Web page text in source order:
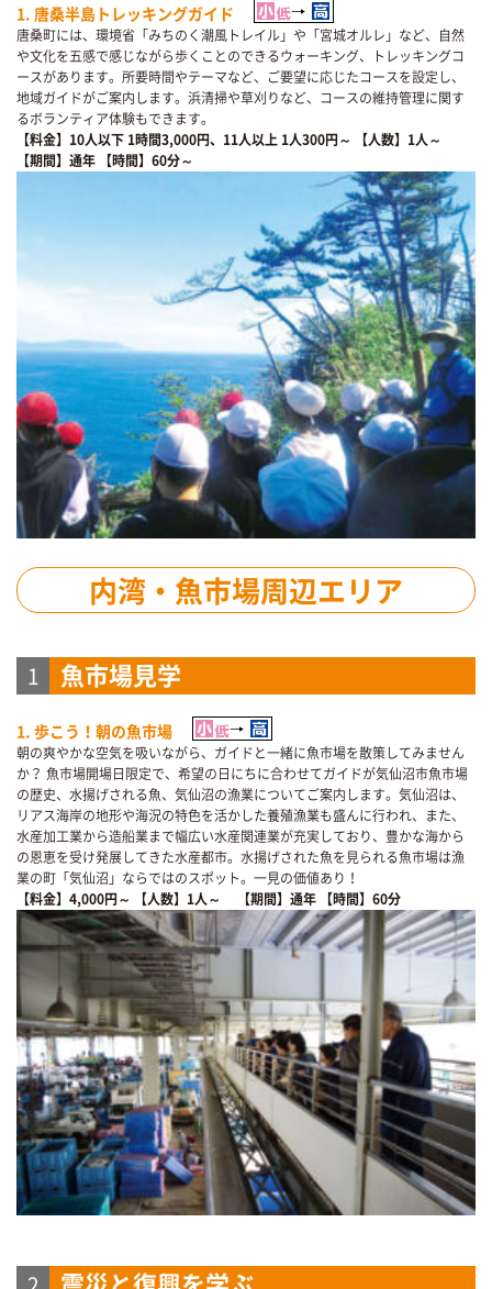
1. 唐桑半島トレッキングガイド
唐桑町には、環境省「みちのく潮風トレイル」や「宮城オルレ」など、自然
や文化を五感で感じながら歩くことのできるウォーキング、トレッキングコ
ースがあります。所要時間やテーマなど、ご要望に応じたコースを設定し、
地域ガイドがご案内します。浜清掃や草刈りなど、コースの維持管理に関す
るボランティア体験もできます。
【料金】10人以下 1時間3,000円、11人以上 1人300円～
【人数】1人～
【期間】通年
【時間】60分～
内湾・魚市場周辺エリア
1 魚市場見学
1. 歩こう！朝の魚市場
朝の爽やかな空気を吸いながら、ガイドと一緒に魚市場を散策してみません
か？ 魚市場開場日限定で、希望の日にちに合わせてガイドが気仙沼市魚市場
の歴史、水揚げされる魚、気仙沼の漁業についてご案内します。気仙沼は、
リアス海岸の地形や海況の特色を活かした養殖漁業も盛んに行われ、また、
水産加工業から造船業まで幅広い水産関連業が充実しており、豊かな海から
の恩恵を受け発展してきた水産都市。水揚げされた魚を見られる魚市場は漁
業の町「気仙沼」ならではのスポット。一見の価値あり！
【料金】4,000円～
【人数】1人～ 【期間】通年 【時間】60分